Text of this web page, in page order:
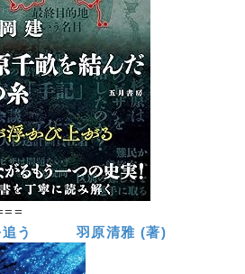
を追う 羽原清雅 (著)